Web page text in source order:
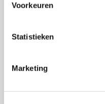
Voorkeuren
Statistieken
Marketing
voor mensen met
van Crohn, colitis
Deze ontstekingsziektes
Inflammatory Bowel
zich al sinds 1979 in om